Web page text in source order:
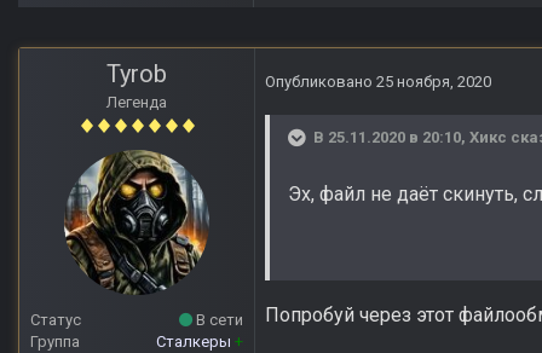
Tyrob
Легенда
Статус
В сети
Группа
Сталкеры +
Опубликовано 25 ноября, 2020
В 25.11.2020 в 20:10, Хикс
Эх, файл не даёт скинуть,
Попробуй через этот